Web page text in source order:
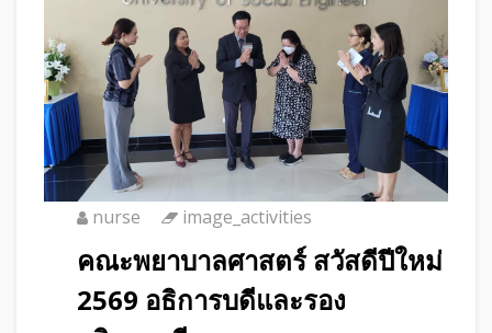
nurse image_activities
คณะพยาบาลศาสตร์ สวัสดีปีใหม่
2569 อธิการบดีและรอง